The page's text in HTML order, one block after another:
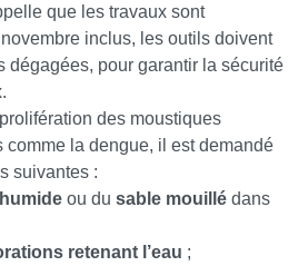
que les travaux sont
inclus, les outils doivent
dégagées, pour garantir la sécurité
des moustiques
comme la dengue, il est demandé
suivantes :
ou du sable mouillé dans
retenant l’eau ;